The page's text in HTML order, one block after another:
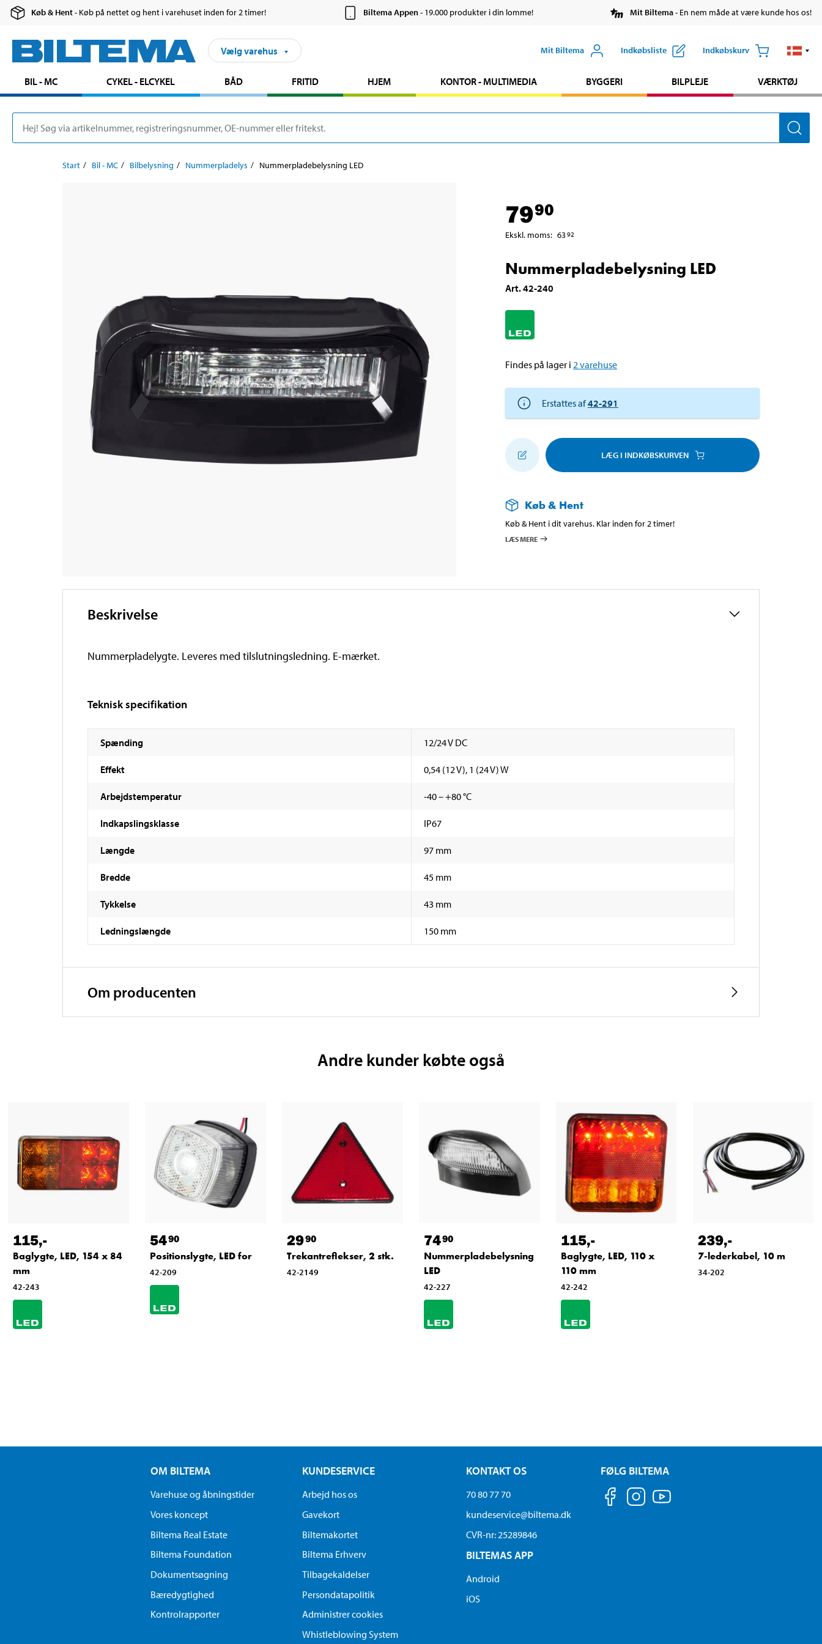
Køb & Hent- Køb på nettet og hent i varehuset inden for 2 timer! Biltema Appen- 19.000 produkter i din lomme! Mit Biltema- En nem måde at være kunde hos os!
Vælg varehus Mit Biltema Indkøbsliste Indkøbskurv
BIL - MC CYKEL - ELCYKEL BÅD FRITID HJEM KONTOR - MULTIMEDIA BYGGERI BILPLEJE VÆRKTØJ
Start Bil - MC Bilbelysning Nummerpladelys Nummerpladebelysning LED
7990
Ekskl. moms: 6392
Nummerpladebelysning LED
Art.42-240
Findes på lager i 2varehuse
Erstattes af42-291
LÆG I INDKØBSKURVEN
Køb & Hent
Køb & Hent i dit varehus. Klar inden for 2 timer!
LÆS MERE
Beskrivelse
Nummerpladelygte. Leveres med tilslutningsledning. E-mærket.
Teknisk specifikation
Spænding 12/24 V DC
Effekt 0,54 (12 V), 1 (24 V) W
Arbejdstemperatur -40 – +80 °C
Indkapslingsklasse IP67
Længde 97 mm
Bredde 45 mm
Tykkelse 43 mm
Ledningslængde 150 mm
Om producenten
Andre kunder købte også
115,-
Baglygte, LED, 154 x 84
mm
42-243
5490
Positionslygte, LED for
42-209
2990
Trekantreflekser, 2 stk.
42-2149
7490
Nummerpladebelysning
LED
42-227
115,-
Baglygte, LED, 110 x
110 mm
42-242
239,-
7-lederkabel, 10 m
34-202
OM BILTEMA
Varehuse og åbningstider
Vores koncept
Biltema Real Estate
Biltema Foundation
Dokumentsøgning
Bæredygtighed
Kontrolrapporter
KUNDESERVICE
Arbejd hos os
Gavekort
Biltemakortet
Biltema Erhverv
Tilbagekaldelser
Persondatapolitik
Administrer cookies
Whistleblowing System
KONTAKT OS
70 80 77 70
kundeservice@biltema.dk
CVR-nr: 25289846
BILTEMAS APP
Android
iOS
FØLG BILTEMA